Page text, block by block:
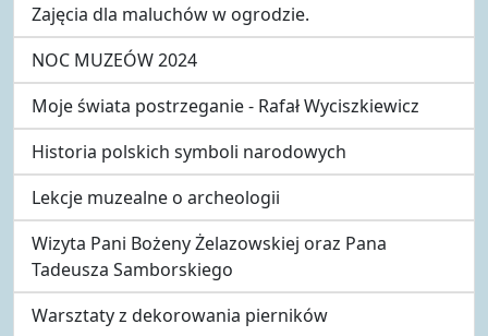
Zajęcia dla maluchów w ogrodzie.
NOC MUZEÓW 2024
Moje świata postrzeganie - Rafał Wyciszkiewicz
Historia polskich symboli narodowych
Lekcje muzealne o archeologii
Wizyta Pani Bożeny Żelazowskiej oraz Pana
Tadeusza Samborskiego
Warsztaty z dekorowania pierników